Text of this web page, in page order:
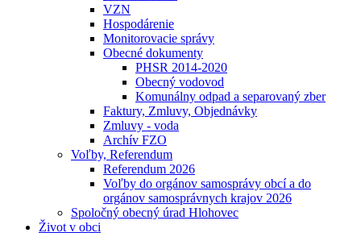
VZN
Hospodárenie
Monitorovacie správy
Obecné dokumenty
PHSR 2014-2020
Obecný vodovod
Komunálny odpad a separovaný zber
Faktury, Zmluvy, Objednávky
Zmluvy - voda
Archív FZO
Voľby, Referendum
Referendum 2026
Voľby do orgánov samosprávy obcí a do
orgánov samosprávnych krajov 2026
Spoločný obecný úrad Hlohovec
Život v obci